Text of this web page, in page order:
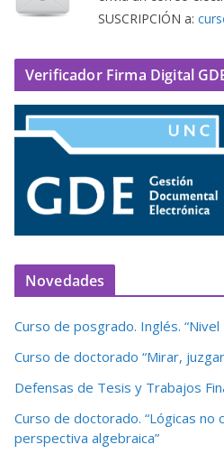
SUSCRIPCIÓN a:
Verificador Firma Digital
Novedades
Curso de posgrado. Inglés. “Nivel
Curso de doctorado “Mirar,
Defensas de Tesis y Trabajos
Curso de doctorado. “Lógicas no
perspectiva algebraica”